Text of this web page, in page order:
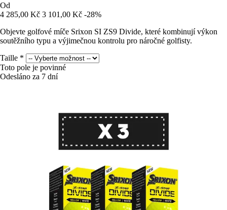
Od
4 285,00 Kč 3 101,00 Kč -28%
Objevte golfové míče Srixon SI ZS9 Divide, které kombinují výkon
soutěžního typu a výjimečnou kontrolu pro náročné golfisty.
Taille *
Toto pole je povinné
Odesláno za 7 dní